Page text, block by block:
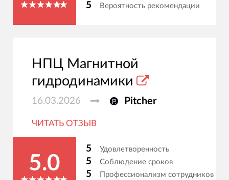
5 Вероятность рекомендации
НПЦ Магнитной
гидродинамики
16.03.2026 Pitcher
ЧИТАТЬ ОТЗЫВ
5.0
5 Удовлетворенность
5 Соблюдение сроков
5 Профессионализм сотрудников